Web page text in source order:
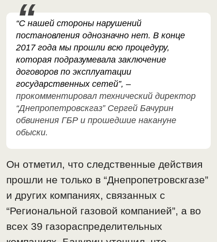
“С нашей стороны нарушений
постановления однозначно нет. В конце
2017 года мы прошли всю процедуру,
которая подразумевала заключение
договоров по эксплуатации
государственных сетей”, –
прокомментировал технический директор
“Днепропетровскгаз” Сергей Бачурин
обвинения ГБР и прошедшие накануне
обыски.
Он отметил, что следственные действия
прошли не только в “Днепропетровскгазе”
и других компаниях, связанных с
“Региональной газовой компанией”, а во
всех 39 газораспределительных